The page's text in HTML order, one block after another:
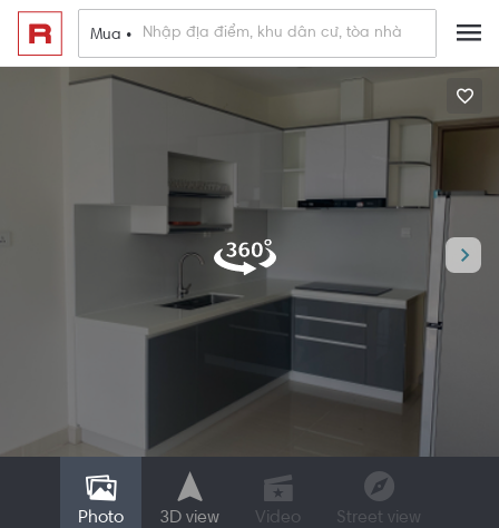
Mua •
Photo 3D view Video Street view